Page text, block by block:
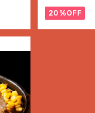
20%OFF